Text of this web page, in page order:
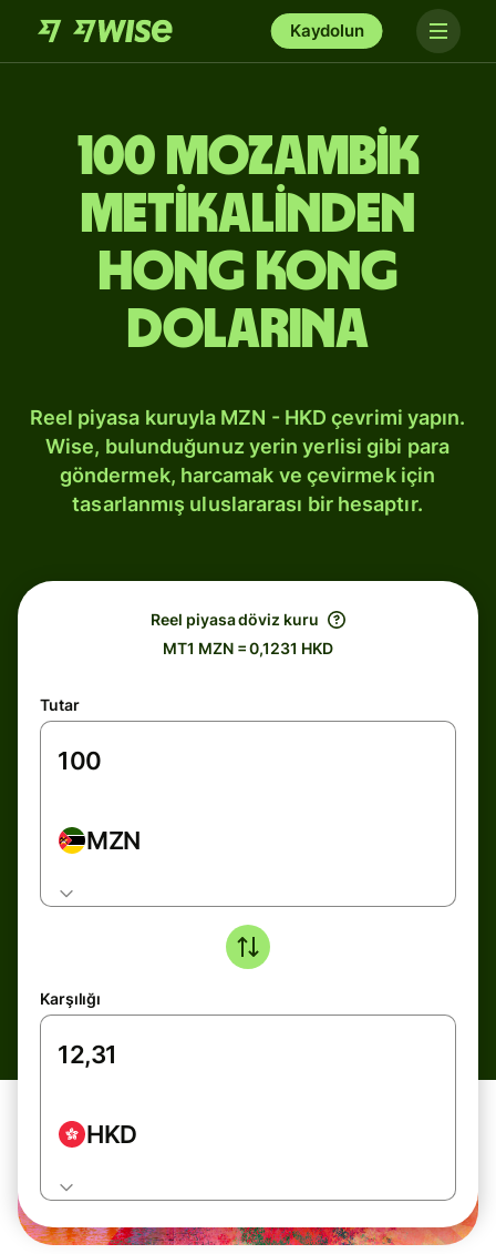
Kaydolun
100 Mozambik
metikalinden
Hong Kong
dolarına
Reel piyasa kuruyla MZN - HKD çevrimi yapın.
Wise, bulunduğunuz yerin yerlisi gibi para
göndermek, harcamak ve çevirmek için
tasarlanmış uluslararası bir hesaptır.
Reel piyasa döviz kuru
MT1 MZN = 0,1231 HKD
Tutar
MZN
Karşılığı
HKD